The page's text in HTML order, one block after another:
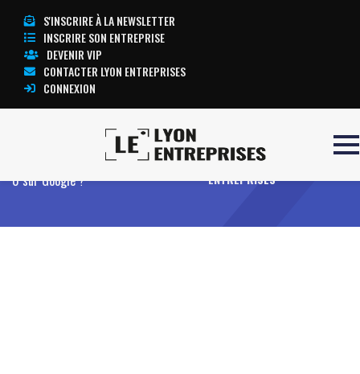
S'INSCRIRE À LA NEWSLETTER
INSCRIRE SON ENTREPRISE
DEVENIR VIP
CONTACTER LYON ENTREPRISES
CONNEXION
Comment apparaître en position
0 sur Google ?
TOUTE L’ACTUALITÉ LYON
ENTREPRISES